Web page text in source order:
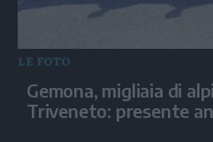
LE FOTO
Gemona, migliaia di
Triveneto: presente